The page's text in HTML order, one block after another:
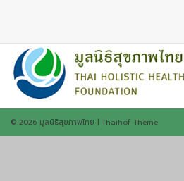
© 2026 มูลนิธิสุขภาพไทย | Thaihof Theme